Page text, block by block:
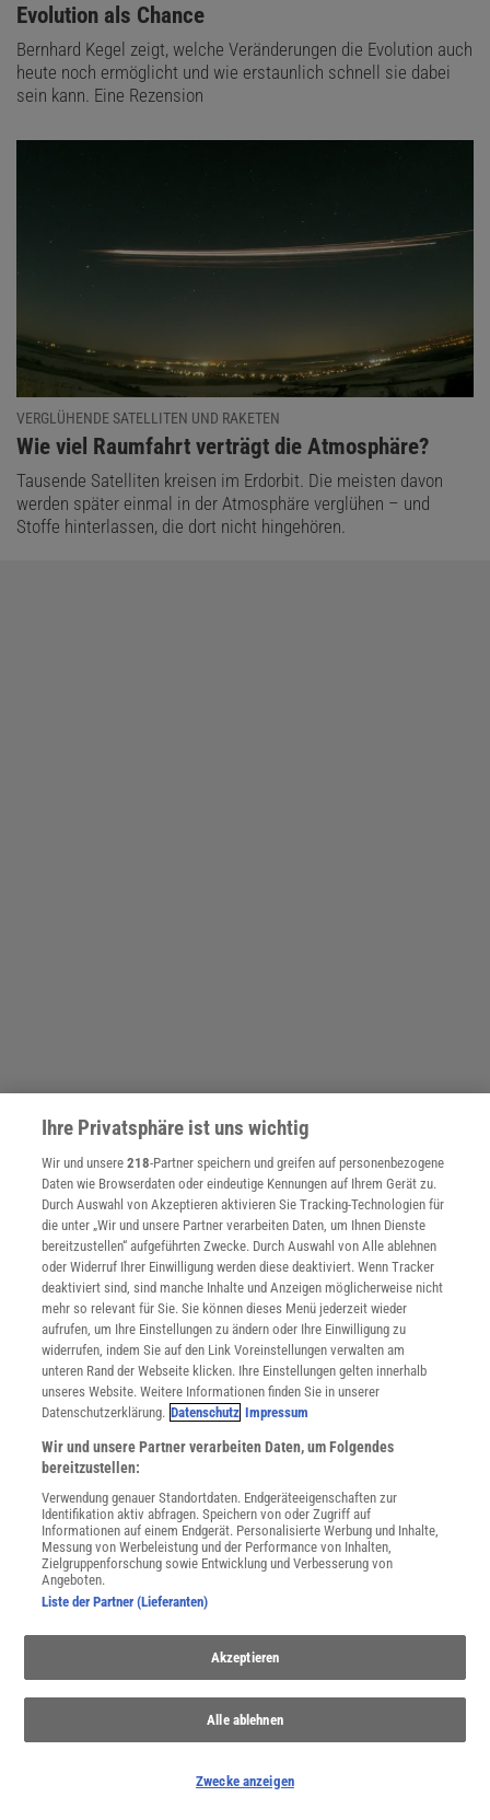
:
Evolution als Chance
Bernhard Kegel zeigt, welche Veränderungen die Evolution auch
heute noch ermöglicht und wie erstaunlich schnell sie dabei
sein kann. Eine Rezension
VERGLÜHENDE SATELLITEN UND RAKETEN
:
Wie viel Raumfahrt verträgt die Atmosphäre?
Tausende Satelliten kreisen im Erdorbit. Die meisten davon
werden später einmal in der Atmosphäre verglühen – und
Stoffe hinterlassen, die dort nicht hingehören.
THEMENKANÄLE
Grönland
Entdecken Sie die einzigartige Mischung aus Naturwundern und
Ihre Privatsphäre ist uns wichtig
Wir und unsere218-Partner speichern und greifen auf personenbezogene
Daten wie Browserdaten oder eindeutige Kennungen auf Ihrem Gerät zu.
Durch Auswahl von Akzeptieren aktivieren Sie Tracking-Technologien für
die unter „Wir und unsere Partner verarbeiten Daten, um Ihnen Dienste
bereitzustellen“ aufgeführten Zwecke. Durch Auswahl von Alle ablehnen
oder Widerruf Ihrer Einwilligung werden diese deaktiviert. Wenn Tracker
deaktiviert sind, sind manche Inhalte und Anzeigen möglicherweise nicht
mehr so relevant für Sie. Sie können dieses Menü jederzeit wieder
aufrufen, um Ihre Einstellungen zu ändern oder Ihre Einwilligung zu
widerrufen, indem Sie auf den Link Voreinstellungen verwalten am
unteren Rand der Webseite klicken. Ihre Einstellungen gelten innerhalb
unseres Website. Weitere Informationen finden Sie in unserer
Datenschutzerklärung. Datenschutz Impressum
Wir und unsere Partner verarbeiten Daten, um Folgendes
bereitzustellen:
Verwendung genauer Standortdaten. Endgeräteeigenschaften zur
Identifikation aktiv abfragen. Speichern von oder Zugriff auf
Informationen auf einem Endgerät. Personalisierte Werbung und Inhalte,
Messung von Werbeleistung und der Performance von Inhalten,
Zielgruppenforschung sowie Entwicklung und Verbesserung von
Angeboten.
Liste der Partner (Lieferanten)
Akzeptieren
Alle ablehnen
Zwecke anzeigen